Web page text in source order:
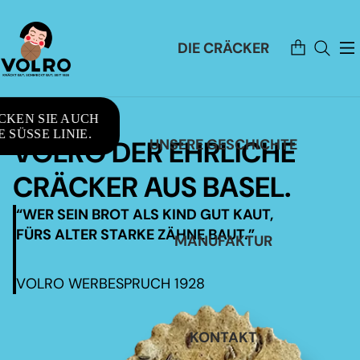
DIE CRÄCKER
UNSERE GESCHICHTE
MANUFAKTUR
KONTAKT
Artikel
im
Warenkorb
SIE AUCH
SÜSSE LINIE.
VOLRO DER EHRLICHE
CRÄCKER AUS BASEL.
“WER SEIN BROT ALS KIND GUT KAUT,
FÜRS ALTER STARKE ZÄHNE BAUT.”
VOLRO WERBESPRUCH 1928